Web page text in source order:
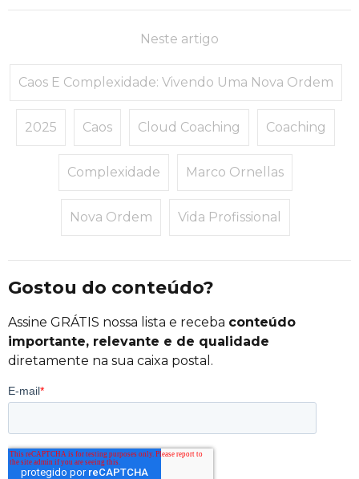
Neste artigo
Caos E Complexidade: Vivendo Uma Nova Ordem
2025 Caos Cloud Coaching Coaching
Complexidade Marco Ornellas
Nova Ordem Vida Profissional
Gostou do conteúdo?
Assine GRÁTIS nossa lista e receba conteúdo
importante, relevante e de qualidade
diretamente na sua caixa postal.